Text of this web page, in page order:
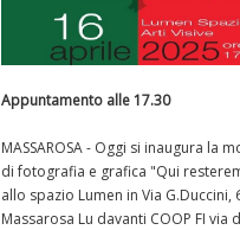
Appuntamento alle 17.30
MASSAROSA - Oggi si inaugura la
di fotografia e grafica "Qui
allo spazio Lumen in Via G.Duccini,
Massarosa Lu davanti COOP FI via